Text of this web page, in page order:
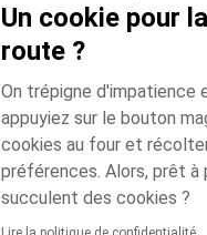
Un cookie pour la
route ?
On trépigne d'impatience
appuyiez sur le bouton
cookies au four et
préférences. Alors, prêt à
succulent des cookies ?